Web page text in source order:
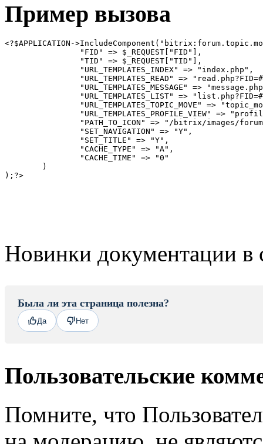
Пример вызова
<?$APPLICATION-
Новинки документации в
Была ли эта страница полезна?
Да Нет
Пользовательские
Помните, что